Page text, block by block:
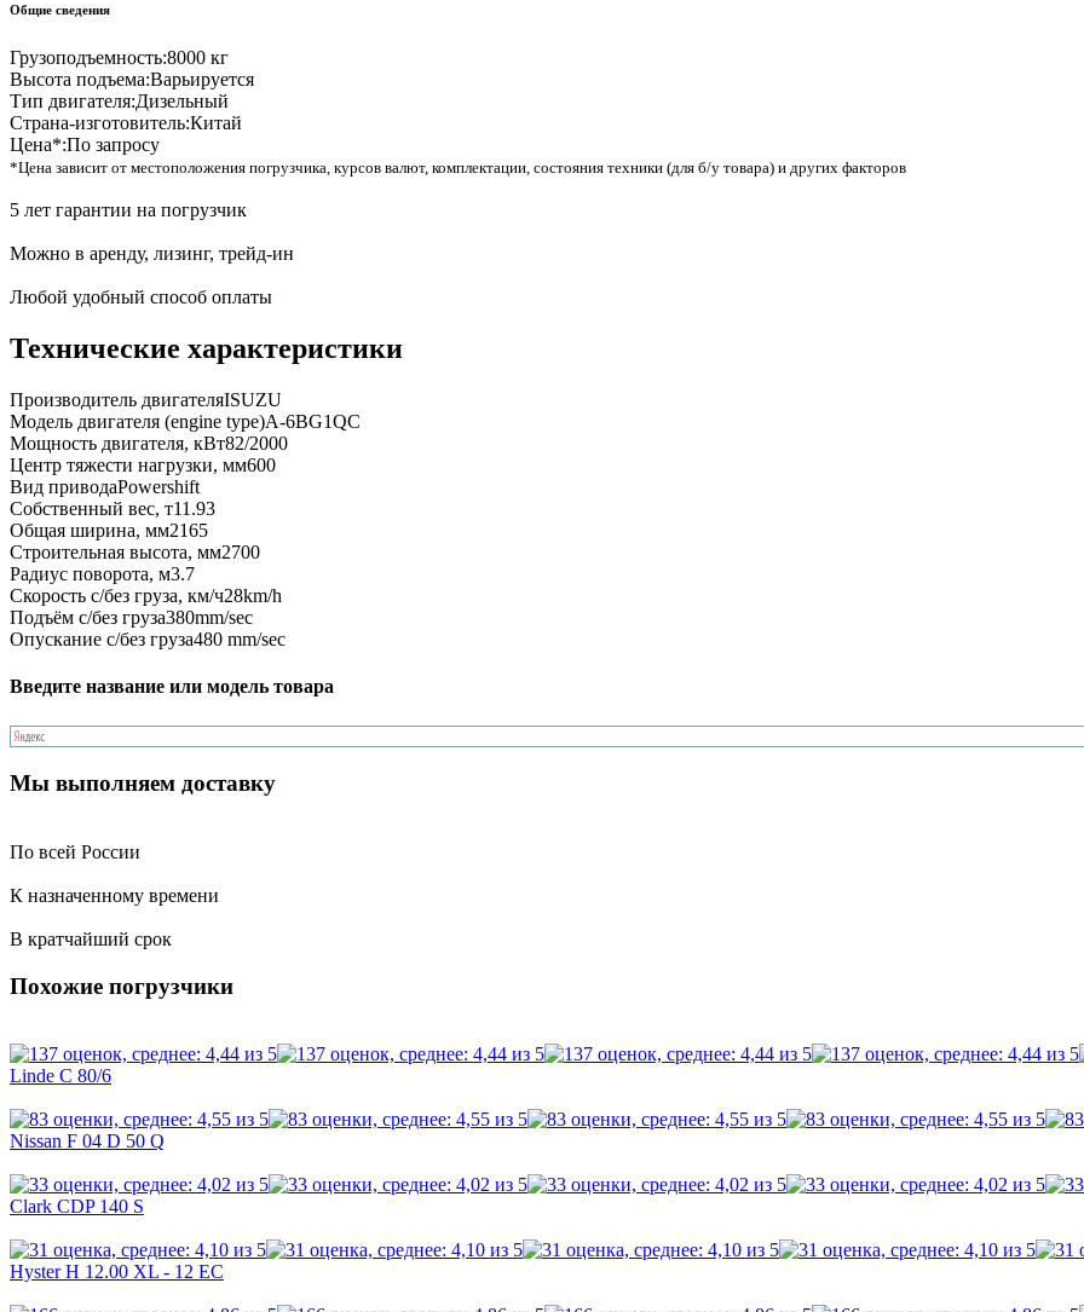
Общие сведения
Грузоподъемность:8000 кг
Высота подъема:Варьируется
Тип двигателя:Дизельный
Страна-изготовитель:Китай
Цена*:По запросу
*Цена зависит от местоположения погрузчика, курсов валют, комплектации, состояния техники (для б/у товара) и других факторов
5 лет гарантии на погрузчик
Можно в аренду, лизинг, трейд-ин
Любой удобный способ оплаты
Технические характеристики
Производитель двигателяISUZU
Модель двигателя (engine type)A-6BG1QC
Мощность двигателя, кВт82/2000
Центр тяжести нагрузки, мм600
Вид приводаPowershift
Собственный вес, т11.93
Общая ширина, мм2165
Строительная высота, мм2700
Радиус поворота, м3.7
Скорость с/без груза, км/ч28km/h
Подъём с/без груза380mm/sec
Опускание с/без груза480 mm/sec
Введите название или модель товара
Мы выполняем доставку
По всей России
К назначенному времени
В кратчайший срок
Похожие погрузчики
Linde C 80/6
Nissan F 04 D 50 Q
Clark CDP 140 S
Hyster H 12.00 XL - 12 EC